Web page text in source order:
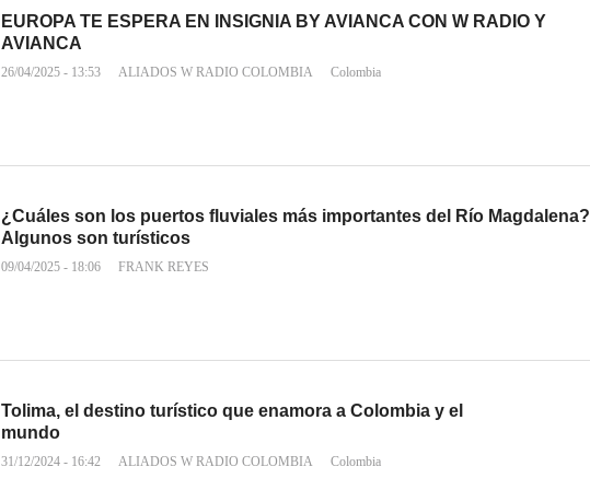
EUROPA TE ESPERA EN INSIGNIA BY AVIANCA CON W RADIO Y
AVIANCA
26/04/2025 - 13:53 ALIADOS W RADIO COLOMBIA Colombia
¿Cuáles son los puertos fluviales más importantes del Río Magdalena?
Algunos son turísticos
09/04/2025 - 18:06 FRANK REYES
Tolima, el destino turístico que enamora a Colombia y el
mundo
31/12/2024 - 16:42 ALIADOS W RADIO COLOMBIA Colombia